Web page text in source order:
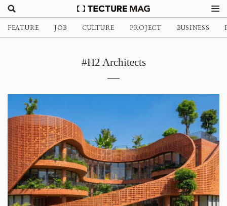
FEATURE JOB CULTURE PROJECT BUSINESS
#H2 Architects